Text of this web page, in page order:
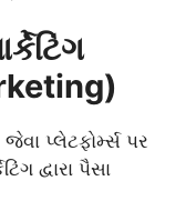
પ્લેટફોર્મ્સ પર
દ્વારા પૈસા